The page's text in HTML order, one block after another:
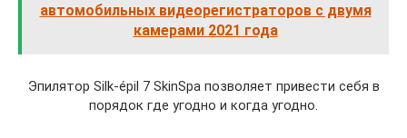
автомобильных видеорегистраторов с двумя
камерами 2021 года
Эпилятор Silk-épil 7 SkinSpa позволяет привести себя в
порядок где угодно и когда угодно.